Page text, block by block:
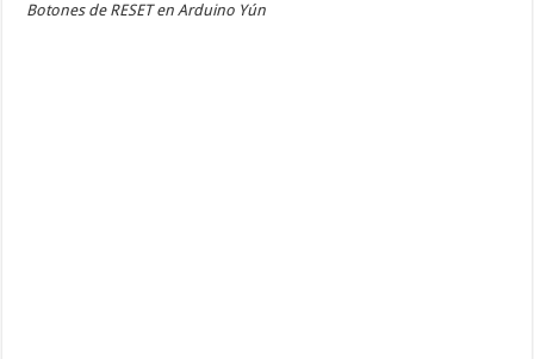
Botones de RESET en Arduino Yún